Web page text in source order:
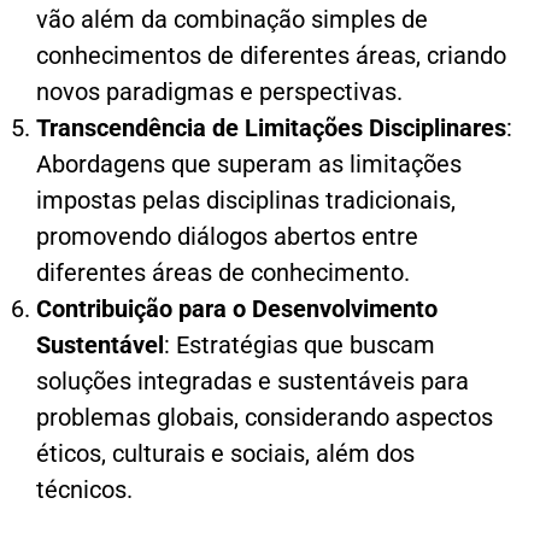
vão além da combinação simples de
conhecimentos de diferentes áreas, criando
novos paradigmas e perspectivas.
Transcendência de Limitações Disciplinares:
Abordagens que superam as limitações
impostas pelas disciplinas tradicionais,
promovendo diálogos abertos entre
diferentes áreas de conhecimento.
Contribuição para o Desenvolvimento
Sustentável: Estratégias que buscam
soluções integradas e sustentáveis para
problemas globais, considerando aspectos
éticos, culturais e sociais, além dos
técnicos.